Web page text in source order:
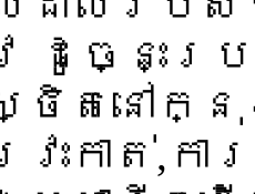
ដូច្នេះប្
ស្ថិតនៅក្
វះកាត់,ក